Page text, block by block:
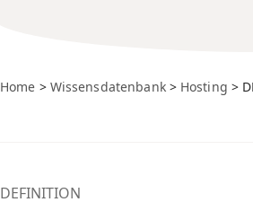
Home > Wissensdatenbank> Hosting >
DEFINITION